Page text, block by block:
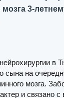
3-
в
сына на
мозга.
и связано